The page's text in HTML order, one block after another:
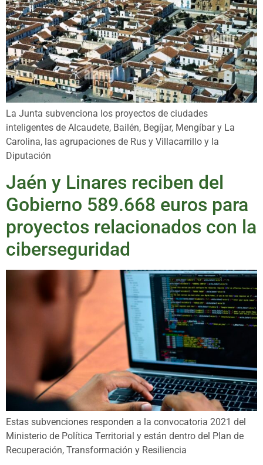
La Junta subvenciona los proyectos de ciudades
inteligentes de Alcaudete, Bailén, Begíjar, Mengíbar y La
Carolina, las agrupaciones de Rus y Villacarrillo y la
Diputación
Jaén y Linares reciben del
Gobierno 589.668 euros para
proyectos relacionados con la
ciberseguridad
Estas subvenciones responden a la convocatoria 2021 del
Ministerio de Política Territorial y están dentro del Plan de
Recuperación, Transformación y Resiliencia